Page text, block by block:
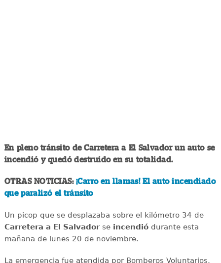
En pleno tránsito de Carretera a El Salvador un auto se
incendió y quedó destruido en su totalidad.
OTRAS NOTICIAS: ¡Carro en llamas! El auto incendiado
que paralizó el tránsito
Un picop que se desplazaba sobre el kilómetro 34 de
Carretera a El Salvadorse incendiódurante esta
mañana de lunes 20 de noviembre.
La emergencia fue atendida por Bomberos Voluntarios,